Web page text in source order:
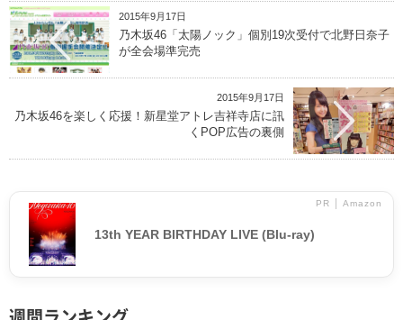
2015年9月17日
乃木坂46「太陽ノック」個別19次受付で北野日奈子
が全会場準完売
2015年9月17日
乃木坂46を楽しく応援！新星堂アトレ吉祥寺店に訊
くPOP広告の裏側
PR │ Amazon
13th YEAR BIRTHDAY LIVE (Blu-ray)